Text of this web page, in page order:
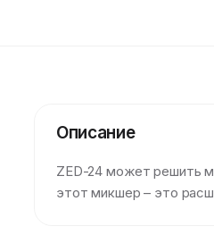
Описание
ZED-24 может решить
этот микшер – это